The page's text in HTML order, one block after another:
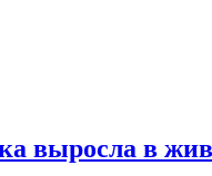
выросла в